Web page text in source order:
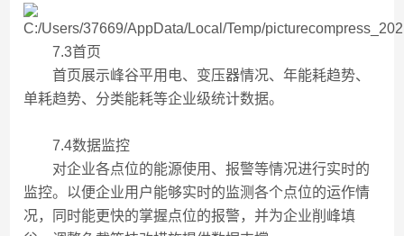
7.3首页
首页展示峰谷平用电、变压器情况、年能耗趋势、
单耗趋势、分类能耗等企业级统计数据。
7.4数据监控
对企业各点位的能源使用、报警等情况进行实时的
监控。以便企业用户能够实时的监测各个点位的运作情
况，同时能更快的掌握点位的报警，并为企业削峰填